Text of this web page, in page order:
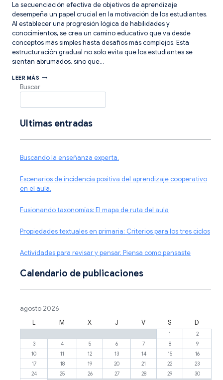
La secuenciación efectiva de objetivos de aprendizaje
desempeña un papel crucial en la motivación de los estudiantes.
Al establecer una progresión lógica de habilidades y
conocimientos, se crea un camino educativo que va desde
conceptos más simples hasta desafíos más complejos. Esta
estructuración gradual no solo evita que los estudiantes se
sientan abrumados, sino que…
LEER MÁS SECUENCIAR
OBJETIVOS
APRENDIZAJE.
EL
VALOR
QUE
Buscar
Ultimas entradas
Buscando la enseñanza experta.
Escenarios de incidencia positiva del aprendizaje cooperativo
en el aula.
Fusionando taxonomías: El mapa de ruta del aula
Propiedades textuales en primaria: Criterios para los tres ciclos
Actividades para revisar y pensar. Piensa como pensaste
Calendario de publicaciones
agosto 2026
L
M X J V S D
1
2
3
4 5 6 7 8
9
10
11 12 13 14 15
16
17
18 19 20 21 22
23
24
25 26 27 28 29
30